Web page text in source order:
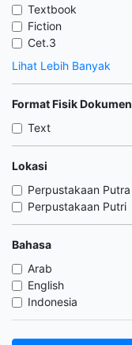
Textbook
Fiction
Cet.3
Lihat Lebih Banyak
Format Fisik Dokumen
Text
Lokasi
Perpustakaan Putra
Perpustakaan Putri
Bahasa
Arab
English
Indonesia